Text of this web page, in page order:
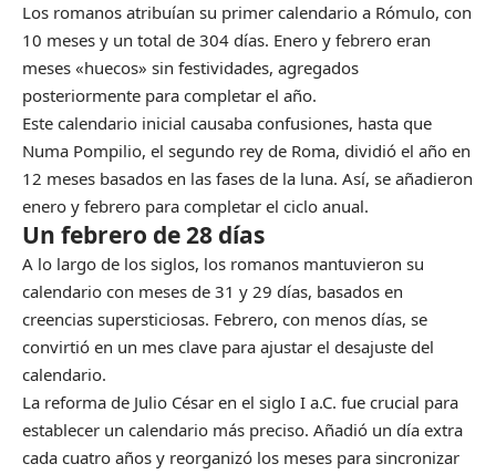
Los romanos atribuían su primer calendario a Rómulo, con
10 meses y un total de 304 días. Enero y febrero eran
meses «huecos» sin festividades, agregados
posteriormente para completar el año.
Este calendario inicial causaba confusiones, hasta que
Numa Pompilio, el segundo rey de Roma, dividió el año en
12 meses basados en las fases de la luna. Así, se añadieron
enero y febrero para completar el ciclo anual.
Un febrero de 28 días
A lo largo de los siglos, los romanos mantuvieron su
calendario con meses de 31 y 29 días, basados en
creencias supersticiosas. Febrero, con menos días, se
convirtió en un mes clave para ajustar el desajuste del
calendario.
La reforma de Julio César en el siglo I a.C. fue crucial para
establecer un calendario más preciso. Añadió un día extra
cada cuatro años y reorganizó los meses para sincronizar